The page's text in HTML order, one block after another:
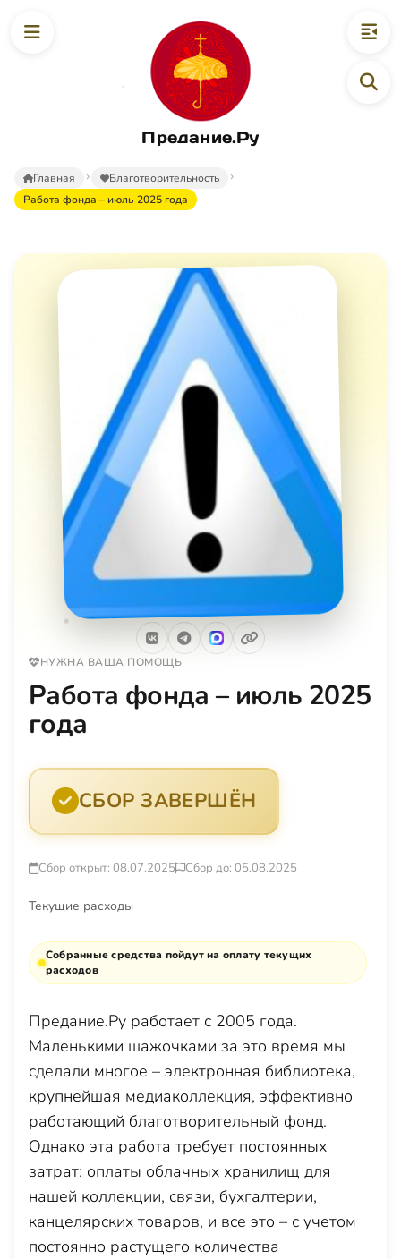
Предание.Ру
Главная
Благотворительность
Работа фонда – июль 2025 года
НУЖНА ВАША ПОМОЩЬ
Работа фонда – июль 2025
года
СБОР ЗАВЕРШЁН
Сбор открыт: 08.07.2025 Сбор до: 05.08.2025
Текущие расходы
Собранные средства пойдут на оплату текущих
расходов
Предание.Ру работает с 2005 года.
Маленькими шажочками за это время мы
сделали многое – электронная библиотека,
крупнейшая медиаколлекция, эффективно
работающий благотворительный фонд.
Однако эта работа требует постоянных
затрат: оплаты облачных хранилищ для
нашей коллекции, связи, бухгалтерии,
канцелярских товаров, и все это – с учетом
постоянно растущего количества